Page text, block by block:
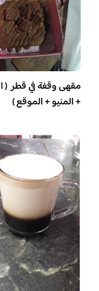
مقهى وقفة في قطر (
+ المنيو + الموقع )